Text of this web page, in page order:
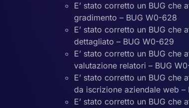
E’ stato corretto un BUG
gradimento – BUG W0-628
E’ stato corretto un BUG
dettagliato – BUG W0-629
E’ stato corretto un BUG
valutazione relatori – BUG
E’ stato corretto un BUG
da iscrizione aziendale web –
E’ stato corretto un BUG